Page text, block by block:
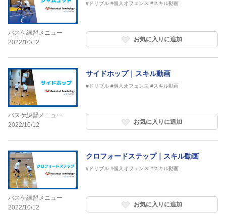
バスケ練習メニュー
2022/10/12
#ドリブル #個人オフェンス #スキル動画
お気に入りに追加
バスケ練習メニュー
2022/10/12
サイドホップ｜スキル動画
#ドリブル #個人オフェンス #スキル動画
お気に入りに追加
バスケ練習メニュー
2022/10/12
クロフォードステップ｜スキル動画
#ドリブル #個人オフェンス #スキル動画
お気に入りに追加